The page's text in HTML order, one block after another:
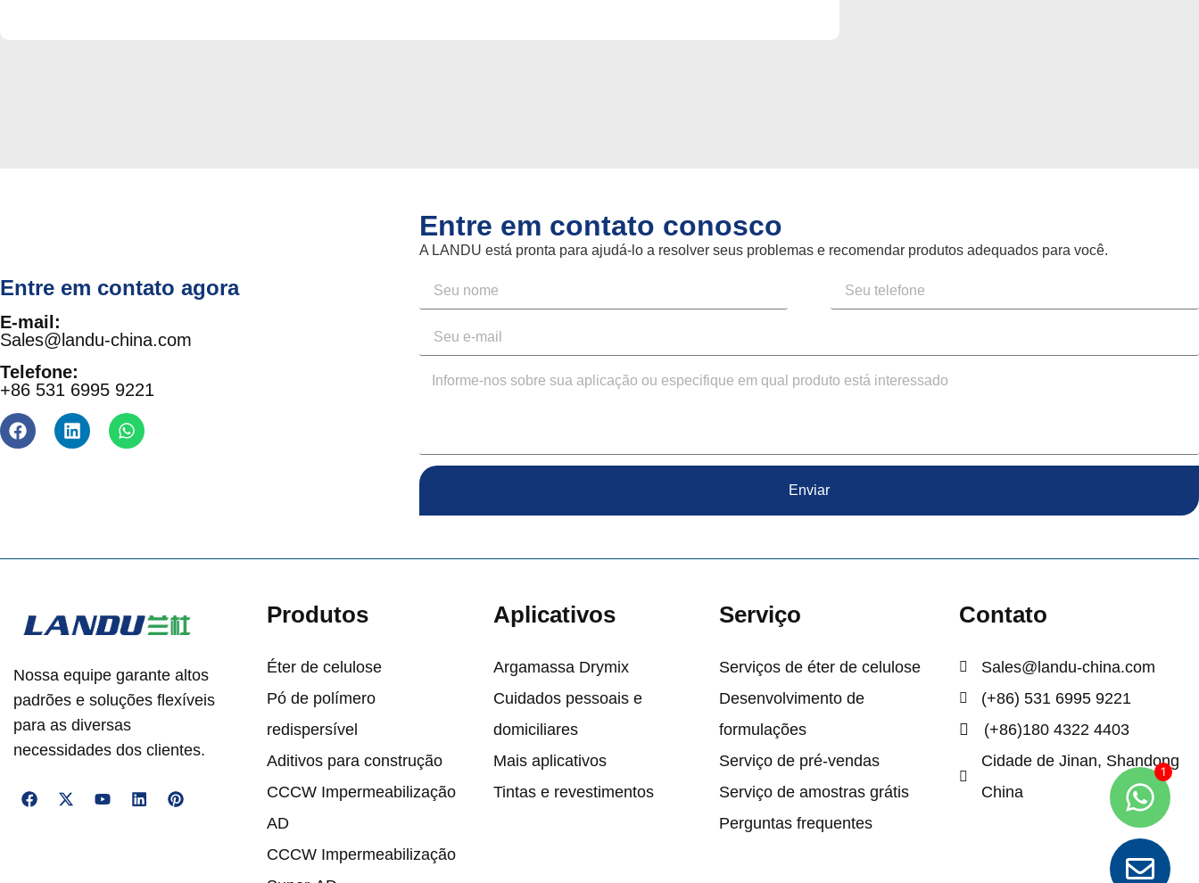
Entre em contato agora
E-mail:
Sales@landu-china.com
Telefone:
+86 531 6995 9221
Entre em contato conosco
A LANDU está pronta para ajudá-lo a resolver seus problemas e recomendar produtos adequados para você.
Enviar
Nossa equipe garante altos
padrões e soluções flexíveis
para as diversas
necessidades dos clientes.
Produtos
Éter de celulose
Pó de polímero
redispersível
Aditivos para construção
CCCW Impermeabilização
AD
CCCW Impermeabilização
Aplicativos
Argamassa Drymix
Cuidados pessoais e
domiciliares
Mais aplicativos
Tintas e revestimentos
Serviço
Serviços de éter de celulose
Desenvolvimento de
formulações
Serviço de pré-vendas
Serviço de amostras grátis
Perguntas frequentes
Contato
Sales@landu-china.com
(+86) 531 6995 9221
(+86)180 4322 4403
Cidade de Jinan, Shandong
China